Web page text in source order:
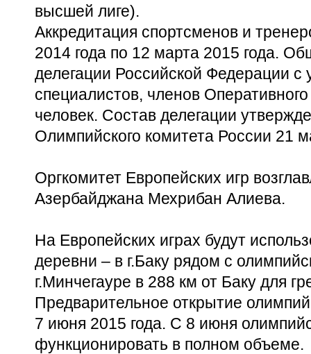
высшей лиге).
Аккредитация спортсменов и
2014 года по 12 марта 2015 года.
делегации Российской Федерации с
специалистов, членов
человек. Состав делегации
Олимпийского комитета России 21
Оргкомитет Европейских игр
Азербайджана Мехрибан Алиева.
На Европейских играх будут
деревни – в г.Баку рядом с
г.Минчегауре в 288 км от Баку для
Предварительное открытие
7 июня 2015 года. С 8 июня
функционировать в полном объеме.